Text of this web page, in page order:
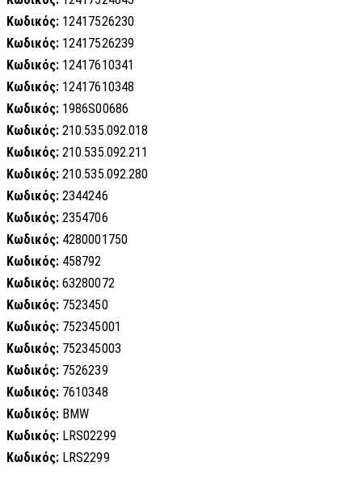
Κωδικός: 12417526230
Κωδικός: 12417526239
Κωδικός: 12417610341
Κωδικός: 12417610348
Κωδικός: 1986S00686
Κωδικός: 210.535.092.018
Κωδικός: 210.535.092.211
Κωδικός: 210.535.092.280
Κωδικός: 2344246
Κωδικός: 2354706
Κωδικός: 4280001750
Κωδικός: 458792
Κωδικός: 63280072
Κωδικός: 7523450
Κωδικός: 752345001
Κωδικός: 752345003
Κωδικός: 7526239
Κωδικός: 7610348
Κωδικός: BMW
Κωδικός: LRS02299
Κωδικός: LRS2299